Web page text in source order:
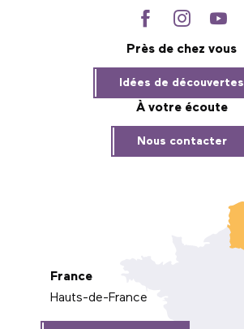
Près de chez vous
Idées de découvertes
À votre écoute
Nous contacter
France
Hauts-de-France